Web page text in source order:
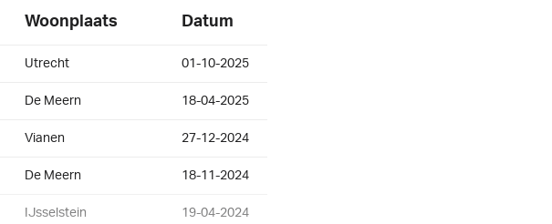
Woonplaats Datum
Utrecht 01-10-2025
De Meern 18-04-2025
Vianen 27-12-2024
De Meern 18-11-2024
IJsselstein 19-04-2024